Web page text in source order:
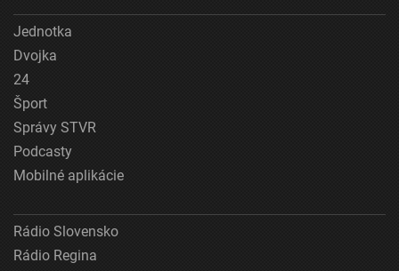
Jednotka
Dvojka
24
Šport
Správy STVR
Podcasty
Mobilné aplikácie
Rádio Slovensko
Rádio Regina